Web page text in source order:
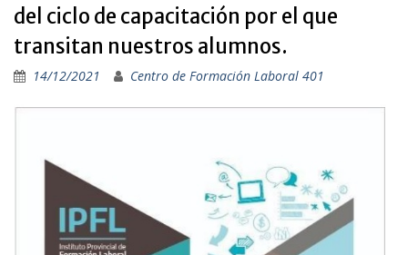
del ciclo de capacitación por el que
transitan nuestros alumnos.
14/12/2021 Centro de Formación Laboral 401